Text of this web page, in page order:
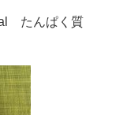
たんぱく質